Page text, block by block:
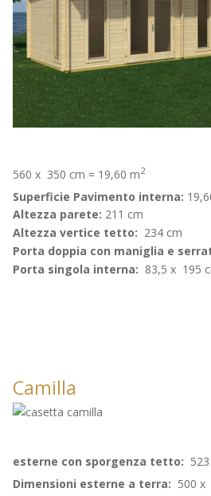
560 x 350 cm = 19,60 m2
Superficie Pavimento interna:
Altezza parete: 211 cm
Altezza vertice tetto: 234 cm
Porta doppia con maniglia e
Porta singola interna: 83,5 x 195
Camilla
esterne con sporgenza tetto:
Dimensioni esterne a terra: 500 x